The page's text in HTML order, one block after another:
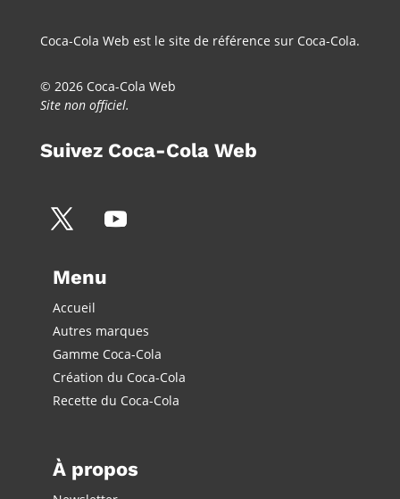
Coca-Cola Web est le site de référence sur Coca-Cola.
© 2026 Coca-Cola Web
Site non officiel.
Suivez Coca-Cola Web
Menu
Accueil
Autres marques
Gamme Coca-Cola
Création du Coca-Cola
Recette du Coca-Cola
À propos